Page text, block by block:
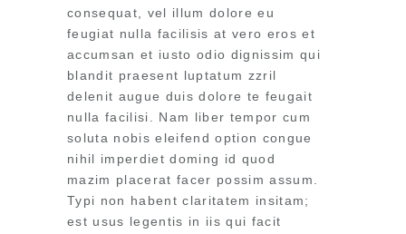
consequat, vel illum dolore eu
feugiat nulla facilisis at vero eros et
accumsan et iusto odio dignissim qui
blandit praesent luptatum zzril
delenit augue duis dolore te feugait
nulla facilisi. Nam liber tempor cum
soluta nobis eleifend option congue
nihil imperdiet doming id quod
mazim placerat facer possim assum.
Typi non habent claritatem insitam;
est usus legentis in iis qui facit